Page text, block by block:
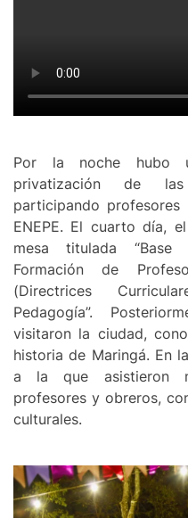
Por la noche hubo
privatización de las
participando
ENEPE. El cuarto día,
mesa titulada “Base
Formación de
(Directrices
Pedagogía”.
visitaron la ciudad,
historia de Maringá. En
a la que asistieron
profesores y obreros,
culturales.